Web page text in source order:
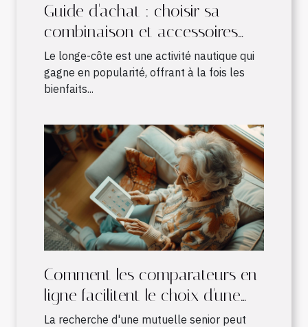
Guide d'achat : choisir sa
combinaison et accessoires
pour le longe-côte
Le longe-côte est une activité nautique qui
gagne en popularité, offrant à la fois les
bienfaits...
Comment les comparateurs en
ligne facilitent le choix d'une
mutuelle senior adaptée
La recherche d'une mutuelle senior peut